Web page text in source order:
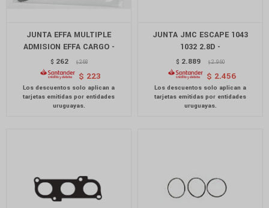
JUNTA EFFA MULTIPLE
ADMISION EFFA CARGO -
$ 262 $268
$ 223
JUNTA JMC ESCAPE 1043
1032 2.8D -
$ 2.889 $2.960
$ 2.456